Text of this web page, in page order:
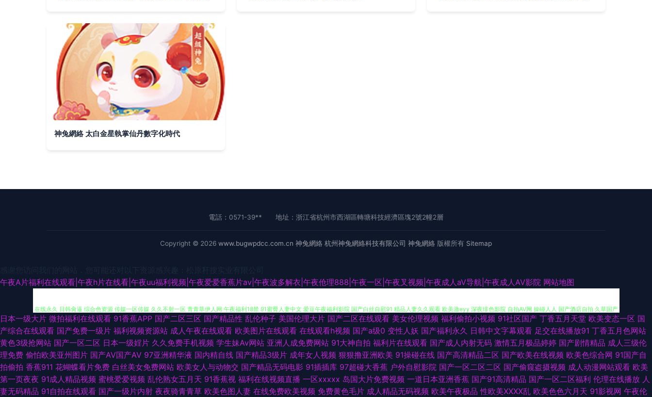
神兔網絡 太白金星執掌仙丹數字化時代
電話：0571-39** 地址：浙江省杭州市西湖區轉塘科技經濟區塊2號2幢2層
Copyright © 2026 www.bugwpdcc.com.cn 神兔網絡 杭州神兔網絡科技有限公司 神兔網絡 版權所有 Sitemap
午夜A片福利在线观看|午夜h片在线看|午夜uu福利视频|午夜爱爱香蕉片av|午夜波多解衣|午夜伧理888|午夜一区|午夜叉视频|午夜成人aV导航|午夜成人AV影院 网站地图
九九性视频 韩日不卡三级片 91专区在线 三级成人超碰在线 亚洲导航福利网站 91传媒免费观看 www91色天堂 国产久久男人天堂 欧美波霸OL在线 午夜欧美剧场 在线91色情 不卡国产视频 久久精品综合在线 日韩1区二区 国产超碰
视频 欧美三级片导航 丝足交在线 91久久一 白洁小晶 国产视频在线看 玖玖热玖玖玖 青娱乐日夜操 三级网做爱 在线肏屄网 99精品外围视频 岛国视频在线关看 海角乱轮 九一成人 欧美变态网站 日本婷婷com 亚洲成人伦理 91电影双
飞 av黄色成人在线 福利91 久久五月大香蕉 日本人妖网站 微拍视频在线观看 91人妻爽 福利短片 久草福利资源站久 青娱乐超清精品 五月天综合网 91夫妻小视频 av全新资源网 国产ts性爱露出 久草在线免费色站 日本3级片人妻 亚
洲色窝窝 99热只有 国产呦交精品视频 玖玖艹东京 AV女优久久嗳 黑人黄色网址 三级内射 91蓝莓视频 AV传媒在线观看 国产麻豆9 欧美亚1 一本道大香蕉伊人 91在线免费播放 超碰欧美色中色 国产精品传媒导航 美女足交视频 日本
日本一级大片 微拍福利在线观看 91香蕉APP 国产二区三区 国产精品性 乱伦种子 美国伦理大片 国产二区在线观看 美女伦理视频 福利偷拍小视频 91社区国产 丁香五月天堂 欧美变态一区 国
产综合在线观看 国产免费一级片 福利视频资源站 成人午夜在线观看 欧美图片在线观看 在线观看h视频 国产a级0 变性人妖 国产福利永久 日韩中文字幕观看 足交在线播放91 丁香五月色网站
黄色3级抢网站 国产一区二区 日本一级婬片 久久免费手机视频 学生妹Av网站 亚洲人成免费网站 91大神自拍 福利片在线观看 国产成人内射无码 激情五月极品婷婷 国产剧情精品 成人三级伦
理免费 偷怕欧美亚州图片 国产AV国产AV 97亚洲精华液 国内精自线 国产精品3级片 成年女人视频 狠狠撸亚洲欧美 91操碰在线 国产高清精品二区 国产欧美在线视频 欧美色综合网 91国产自
拍偷拍 香蕉911 花蝴蝶看片免费 白丝美女免费网站 欧美女人与动物交 国产精品无码电影 91插插库 97超碰大香蕉 户外自慰影院 国产一区二区二区 国产偷窥盗摄视频 成人动漫网站观看 欧美
第一页夜夜 91成人精品视频 蜜桃爱爱视频 乱伦熟女五月天 91香蕉视 福利在线视频直播 一区xxxxx 岛国大片免费视频 一道日本亚洲香蕉 国产91高清精品 国产一区二区福利 伦理在线播放 人
妻无码精品 91自拍在线观看 国产一级片内射 夜夜骑青青草 欧美色图人妻 在线免费欧美视频 免费黄色毛片 成人精品无码视频 欧美午夜极品 性欧美ⅩⅩⅩⅩ乱 欧美色色六月天 91影视网 午夜伦